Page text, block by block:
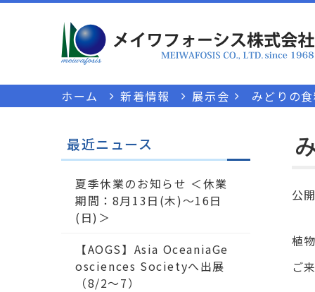
ホーム 新着情報 展示会 みどりの
最近ニュース
夏季休業のお知らせ ＜休業
期間：8月13日(木)～16日
(日)＞
【AOGS】Asia OceaniaGe
osciences Societyへ出展
（8/2～7）
公
植
ご